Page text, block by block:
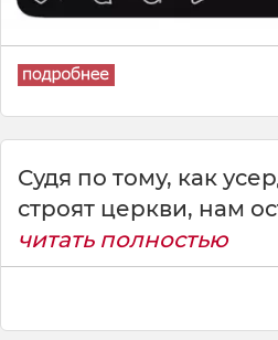
Судя по тому, как
строят церкви, нам
читать полностью